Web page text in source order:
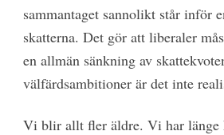
sammantaget sannolikt står inför
skatterna. Det gör att liberaler
en allmän sänkning av
välfärdsambitioner är det inte
Vi blir allt fler äldre. Vi har länge